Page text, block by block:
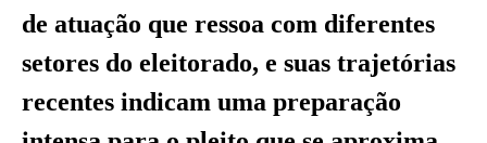
de atuação que ressoa com diferentes
setores do eleitorado, e suas trajetórias
recentes indicam uma preparação